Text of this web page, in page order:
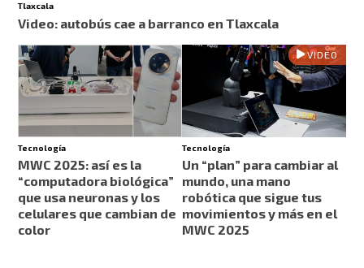
Tlaxcala
Video: autobús cae a barranco en Tlaxcala
Tecnología
MWC 2025: así es la
“computadora biológica”
que usa neuronas y los
celulares que cambian de
color
VIDEO
Tecnología
Un “plan” para cambiar al
mundo, una mano
robótica que sigue tus
movimientos y más en el
MWC 2025